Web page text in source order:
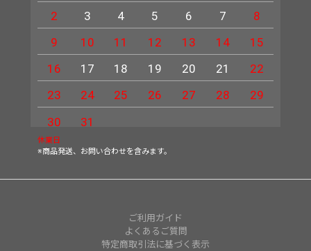
2
3 4 5 6 7
8
9
10 11 12 13 14
15
16
17 18 19 20 21
22
23
24 25 26 27 28
29
30
31
休業日
※商品発送、お問い合わせを含みます。
ご利用ガイド
よくあるご質問
特定商取引法に基づく表示